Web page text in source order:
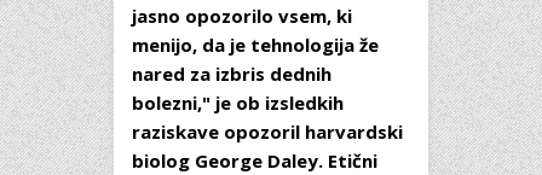
jasno opozorilo vsem, ki
menijo, da je tehnologija že
nared za izbris dednih
bolezni," je ob izsledkih
raziskave opozoril harvardski
biolog George Daley. Etični